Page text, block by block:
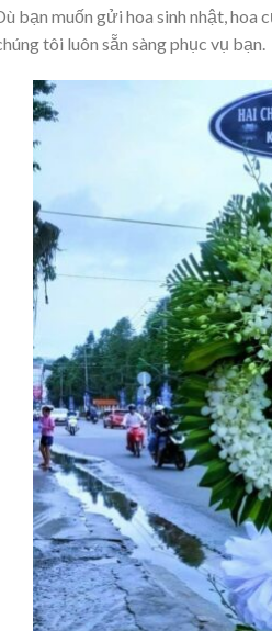
bạn muốn gửi hoa sinh nhật,
tôi luôn sẵn sàng phục vụ bạn.